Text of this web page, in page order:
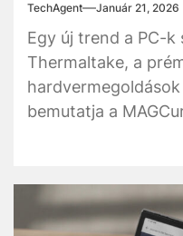
TechAgent Január 21, 2026
Egy új trend a PC-k
Thermaltake, a
bemutatja a